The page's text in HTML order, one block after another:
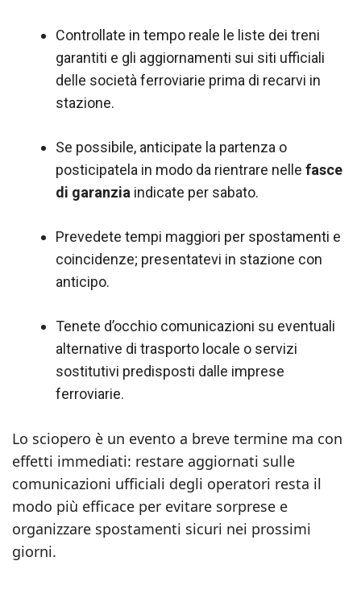
Controllate in tempo reale le liste dei treni
garantiti e gli aggiornamenti sui siti ufficiali
delle società ferroviarie prima di recarvi in
stazione.
Se possibile, anticipate la partenza o
posticipatela in modo da rientrare nelle fasce
di garanzia indicate per sabato.
Prevedete tempi maggiori per spostamenti e
coincidenze; presentatevi in stazione con
anticipo.
Tenete d’occhio comunicazioni su eventuali
alternative di trasporto locale o servizi
sostitutivi predisposti dalle imprese
ferroviarie.
Lo sciopero è un evento a breve termine ma con
effetti immediati: restare aggiornati sulle
comunicazioni ufficiali degli operatori resta il
modo più efficace per evitare sorprese e
organizzare spostamenti sicuri nei prossimi
giorni.